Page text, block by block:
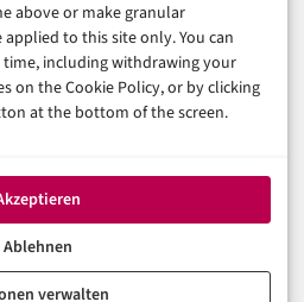
above or make granular
applied to this site only. You can
including withdrawing your
on the Cookie Policy, or by clicking
at the bottom of the screen.
Ablehnen
verwalten